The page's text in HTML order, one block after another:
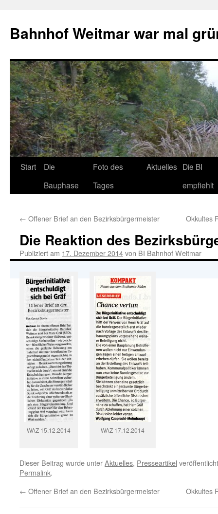
Bahnhof Weitmar war mal
Start
Die
Bauphase
Foto des
Tages
Aktuelles Die BI
empfiehlt
← Offener Brief an den Bezirksbürgermeister Okkultes
Die Reaktion des
Publiziert am 17. Dezember 2014von BI Bahnhof Weitmar
WAZ 15.12.2014 WAZ 17.12.2014
Dieser Beitrag wurde unterAktuelles, Presseartikel
Permalink.
← Offener Brief an den Bezirksbürgermeister Okkultes